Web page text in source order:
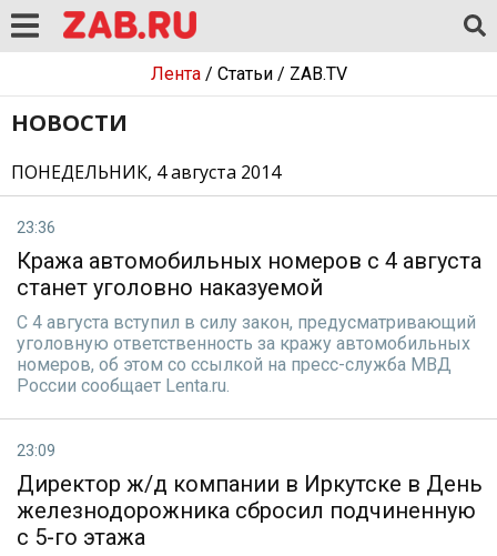
Лента/ Статьи/ ZAB.TV
НОВОСТИ
ПОНЕДЕЛЬНИК, 4 августа 2014
23:36
Кража автомобильных номеров с 4 августа
станет уголовно наказуемой
С 4 августа вступил в силу закон, предусматривающий
уголовную ответственность за кражу автомобильных
номеров, об этом со ссылкой на пресс-служба МВД
России сообщает Lenta.ru.
23:09
Директор ж/д компании в Иркутске в День
железнодорожника сбросил подчиненную
с 5-го этажа